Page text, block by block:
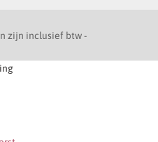
zijn inclusief btw -